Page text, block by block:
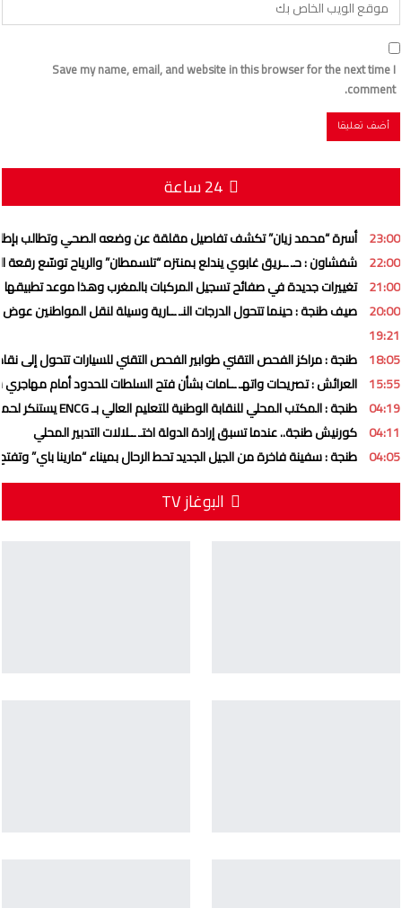
Save my name, email, and website in this browser for the next time I
comment.
24 ساعة
23:00 أسرة “محمد زيان” تكشف تفاصيل مقلقة عن وضعه الصحي وتطالب
22:00 شفشاون : حـ ــريق غابوي يندلع بمنتزه “تلسمطان” والرياح توسّع رقعة
21:00 تغييرات جديدة في صفائح تسجيل المركبات بالمغرب وهذا موعد تطبيقها
20:00 صيف طنجة : حينما تتحول الدرجات النـ ــارية وسيلة لنقل المواطنين عوض
19:21
18:05 طنجة : مراكز الفحص التقني طوابير الفحص التقني للسيارات تتحول إلى
15:55 العرائش : تصريحات واتهـ ــامات بشأن فتح السلطات للحدود أمام
04:19 طنجة : المكتب المحلي للنقابة الوطنية للتعليم العالي بـ ENCG يستنكر لحملة ممنهجة تستهدف المؤسسة وهيئاتها التمثيلية
04:11 كورنيش طنجة.. عندما تسبق إرادة الدولة اختـ ــلالات التدبير المحلي
04:05 طنجة : سفينة فاخرة من الجيل الجديد تحط الرحال بميناء “مارينا باي”
البوغاز TV